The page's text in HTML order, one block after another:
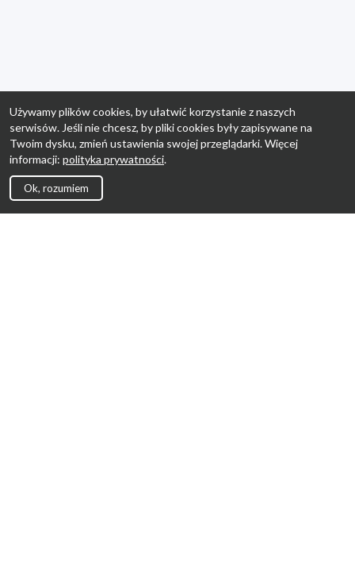
Używamy plików cookies, by ułatwić korzystanie z naszych
serwisów. Jeśli nie chcesz, by pliki cookies były zapisywane na
Twoim dysku, zmień ustawienia swojej przeglądarki. Więcej
informacji: polityka prywatności.
Ok, rozumiem